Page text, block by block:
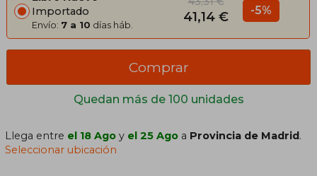
Importado
Envío: 7 a 10 días háb. 41,14 € -5%
Quedan más de 100 unidades
Comprar
Llega entre el 18 Ago y el 25 Ago a Provincia de Madrid.
Seleccionar ubicación